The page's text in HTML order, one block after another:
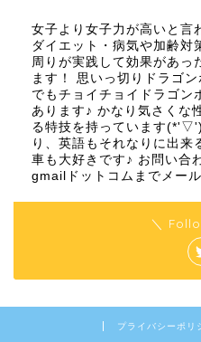
女子より女子力が高いと言
ダイエット・病気や加齢対
周りが実践して効果があっ
ます！ 思いっ切りドラゴ
でもチョイチョイドラゴン
あります♪ かなり気さくな
る特技を持っています
り、英語もそれなりに出来
車も大好きです♪ お問い合
gmailドットコムまでメー
＼
プライバシーポリ